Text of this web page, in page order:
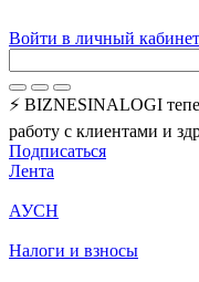
Войти в личный кабинет
⚡ BIZNESINALOGI
работу с клиентами и
Подписаться
Лента
АУСН
Налоги и взносы